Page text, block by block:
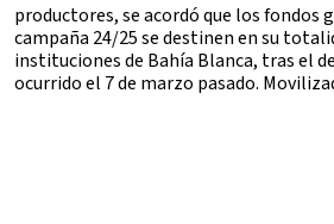
productores, se acordó que los fondos
campaña 24/25 se destinen en su
instituciones de Bahía Blanca, tras el
ocurrido el 7 de marzo pasado.